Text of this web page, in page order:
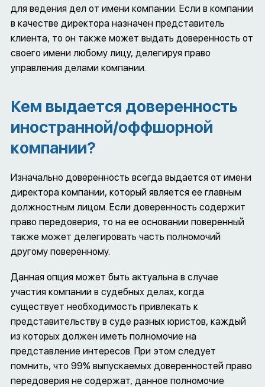
для ведения дел от имени компании. Если в компании
в качестве директора назначен представитель
клиента, то он также может выдать доверенность от
своего имени любому лицу, делегируя право
управления делами компании.
Кем выдается доверенность
иностранной/оффшорной
компании?
Изначально доверенность всегда выдается от имени
директора компании, который является ее главным
должностным лицом. Если доверенность содержит
право передоверия, то на ее основании поверенный
также может делегировать часть полномочий
другому поверенному.
Данная опция может быть актуальна в случае
участия компании в судебных делах, когда
существует необходимость привлекать к
представительству в суде разных юристов, каждый
из которых должен иметь полномочие на
представление интересов. При этом следует
помнить, что 99% выпускаемых доверенностей право
передоверия не содержат, данное полномочие